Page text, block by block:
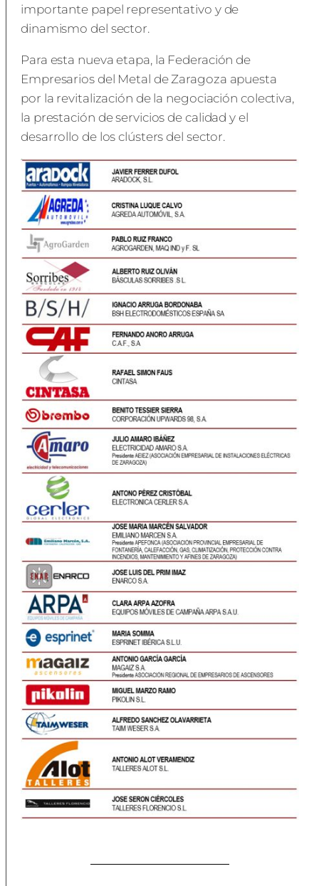
importante papel representativo y de
dinamismo del sector.
Para esta nueva etapa, la Federación de
Empresarios del Metal de Zaragoza apuesta
por la revitalización de la negociación colectiva,
la prestación de servicios de calidad y el
desarrollo de los clústers del sector.